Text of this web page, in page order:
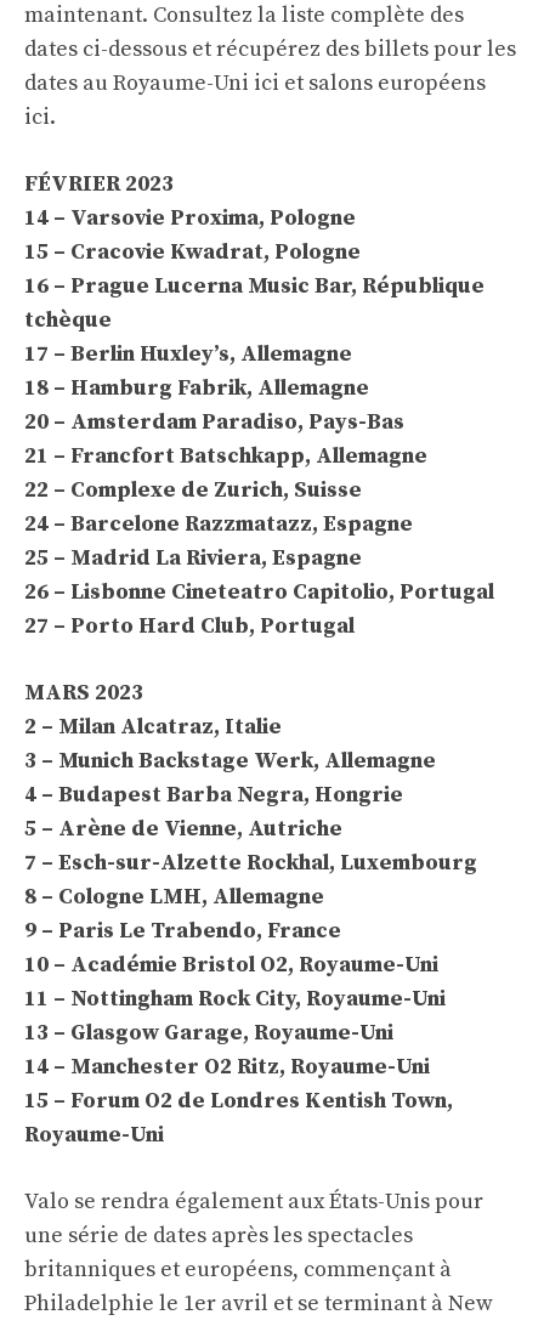
maintenant. Consultez la liste complète des
dates ci-dessous et récupérez des billets pour les
dates au Royaume-Uni ici et salons européens
ici.
FÉVRIER 2023
14 – Varsovie Proxima, Pologne
15 – Cracovie Kwadrat, Pologne
16 – Prague Lucerna Music Bar, République
tchèque
17 – Berlin Huxley’s, Allemagne
18 – Hamburg Fabrik, Allemagne
20 – Amsterdam Paradiso, Pays-Bas
21 – Francfort Batschkapp, Allemagne
22 – Complexe de Zurich, Suisse
24 – Barcelone Razzmatazz, Espagne
25 – Madrid La Riviera, Espagne
26 – Lisbonne Cineteatro Capitolio, Portugal
27 – Porto Hard Club, Portugal
MARS 2023
2 – Milan Alcatraz, Italie
3 – Munich Backstage Werk, Allemagne
4 – Budapest Barba Negra, Hongrie
5 – Arène de Vienne, Autriche
7 – Esch-sur-Alzette Rockhal, Luxembourg
8 – Cologne LMH, Allemagne
9 – Paris Le Trabendo, France
10 – Académie Bristol O2, Royaume-Uni
11 – Nottingham Rock City, Royaume-Uni
13 – Glasgow Garage, Royaume-Uni
14 – Manchester O2 Ritz, Royaume-Uni
15 – Forum O2 de Londres Kentish Town,
Royaume-Uni
Valo se rendra également aux États-Unis pour
une série de dates après les spectacles
britanniques et européens, commençant à
Philadelphie le 1er avril et se terminant à New